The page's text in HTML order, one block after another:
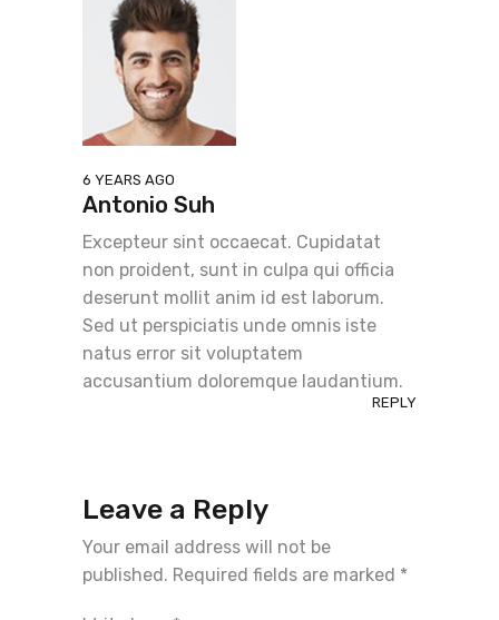
6 YEARS AGO
Antonio Suh
Excepteur sint occaecat. Cupidatat
non proident, sunt in culpa qui officia
deserunt mollit anim id est laborum.
Sed ut perspiciatis unde omnis iste
natus error sit voluptatem
accusantium doloremque laudantium.
REPLY
Leave a Reply
Your email address will not be
published. Required fields are marked *